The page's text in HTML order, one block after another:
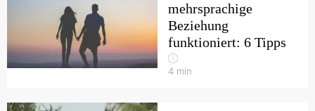
mehrsprachige
Beziehung
funktioniert: 6 Tipps
4 min